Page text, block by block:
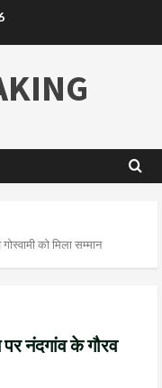
को मिला सम्मान
पर नंदगांव के गौरव